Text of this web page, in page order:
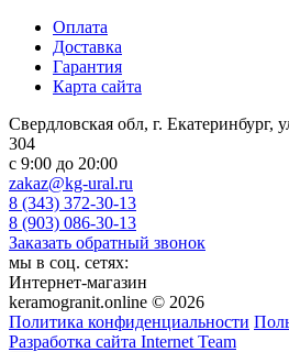
Оплата
Доставка
Гарантия
Карта сайта
Свердловская обл, г. Екатеринбург,
304
c 9:00 до 20:00
zakaz@kg-ural.ru
8 (343) 372-30-13
8 (903) 086-30-13
Заказать обратный звонок
мы в соц. сетях:
Интернет-магазин
keramogranit.online © 2026
Политика конфиденциальности
Разработка сайта Internet Team